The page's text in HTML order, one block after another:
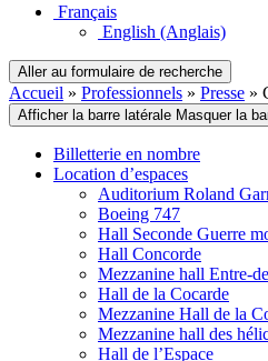
Français
English (Anglais)
Aller au formulaire de recherche
Accueil » Professionnels » Presse »
Afficher la barre latérale Masquer la
Billetterie en nombre
Location d’espaces
Auditorium Roland
Boeing 747
Hall Seconde Guerre
Hall Concorde
Mezzanine hall Entre-
Hall de la Cocarde
Mezzanine Hall de la
Mezzanine hall des
Hall de l’Espace